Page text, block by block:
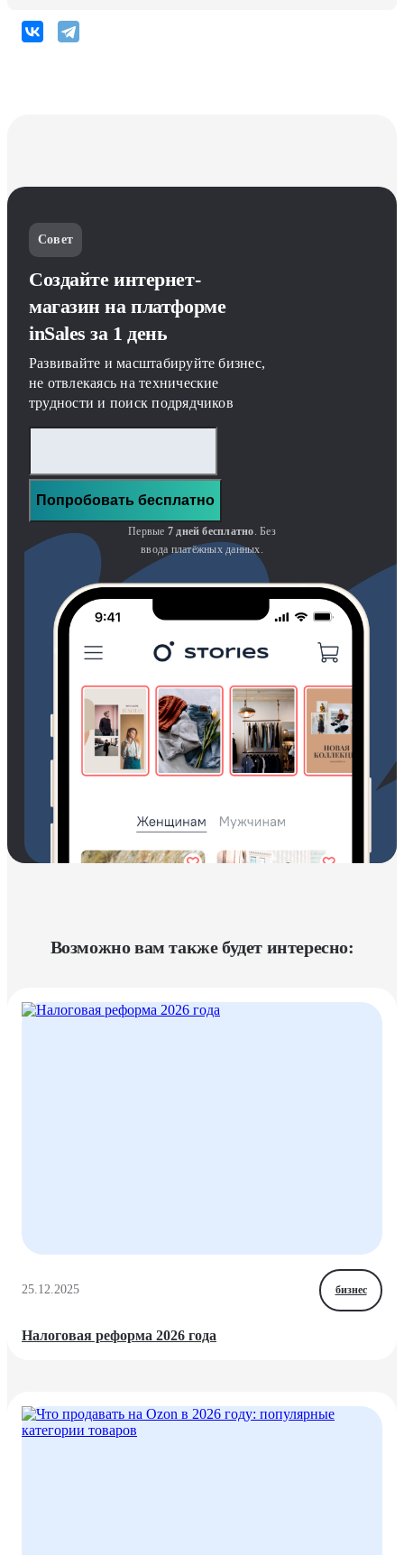
Совет
Создайте интернет-
магазин на платформе
inSales за 1 день
Развивайте и масштабируйте бизнес,
не отвлекаясь на технические
трудности и поиск подрядчиков
Попробовать бесплатно
Первые 7 дней бесплатно . Без
ввода платёжных данных.
Возможно вам также будет интересно:
25.12.2025 бизнес
Налоговая реформа 2026 года